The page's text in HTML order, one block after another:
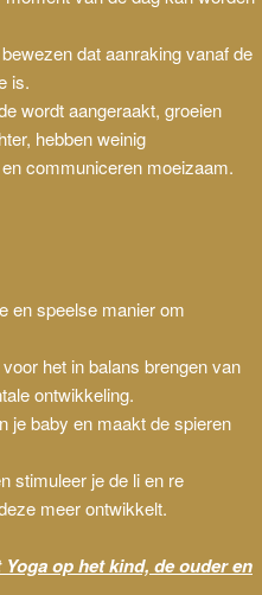
dat aanraking vanaf de
is.
wordt aangeraakt, groeien
hebben weinig
communiceren moeizaam.
en speelse manier om
het in balans brengen van
ontwikkeling.
je baby en maakt de spieren
stimuleer je de li en re
meer ontwikkelt.
op het kind, de ouder en